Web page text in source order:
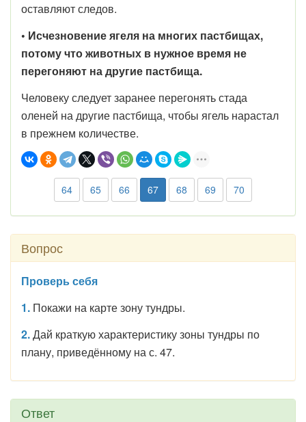
оставляют следов.
• Исчезновение ягеля на многих пастбищах,
потому что животных в нужное время не
перегоняют на другие пастбища.
Человеку следует заранее перегонять стада
оленей на другие пастбища, чтобы ягель нарастал
в прежнем количестве.
64 65 66 67 68 69 70
Вопрос
Проверь себя
1. Покажи на карте зону тундры.
2.Дай краткую характеристику зоны тундры по
плану, приведённому на с. 47.
Ответ